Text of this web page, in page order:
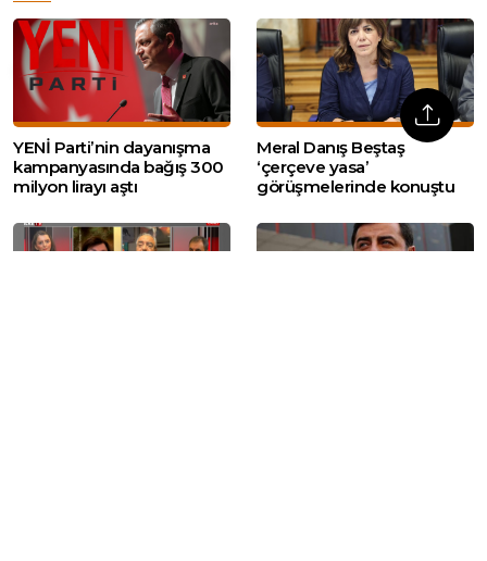
YENİ Parti’nin dayanışma
kampanyasında bağış 300
milyon lirayı aştı
Meral Danış Beştaş
‘çerçeve yasa’
görüşmelerinde konuştu